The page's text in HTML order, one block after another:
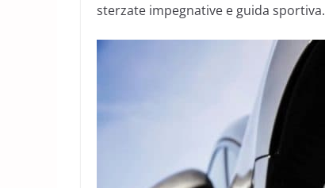
sterzate impegnative e guida sportiva.